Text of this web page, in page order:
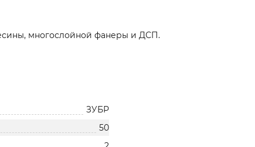
многослойной фанеры и ДСП.
ЗУБР
50